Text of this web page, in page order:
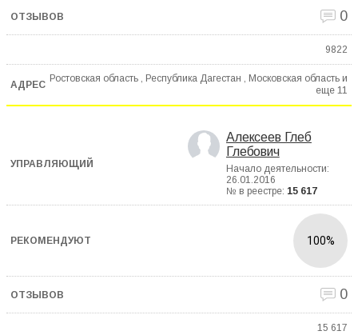
0
9822
Ростовская область , Республика Дагестан , Московская область и
еще 11
Алексеев Глеб
Глебович
Начало деятельности:
26.01.2016
№ в реестре: 15 617
100%
0
15 617